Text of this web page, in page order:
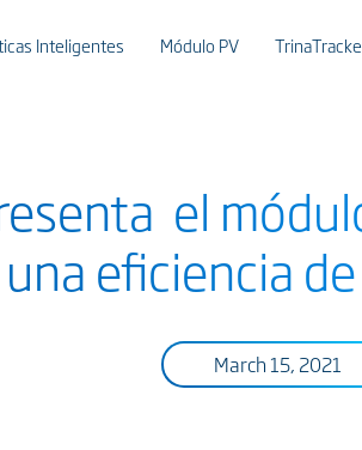
Inteligentes Módulo PV
el
eficiencia
March 15, 2021